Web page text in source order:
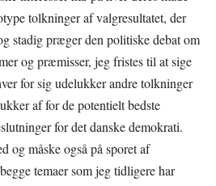
tolkninger af valgresultatet, der
stadig præger den politiske debat om
og præmisser, jeg fristes til at sige
for sig udelukker andre tolkninger
af for de potentielt bedste
for det danske demokrati.
og måske også på sporet af
temaer som jeg tidligere har